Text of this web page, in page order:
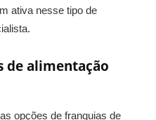
ativa nesse tipo de
de alimentação
opções de franquias de